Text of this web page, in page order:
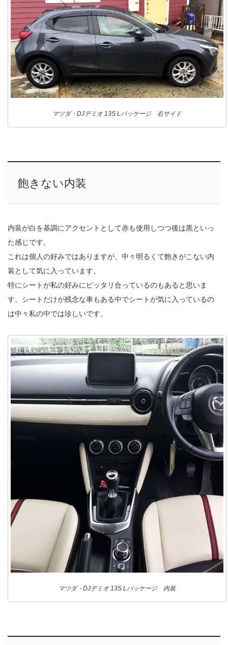
マツダ・DJデミオ 13S Lパッケージ 右サイド
飽きない内装
内装が白を基調にアクセントとして赤も使用しつつ後は黒といっ
た感じです。
これは個人の好みではありますが、中々明るくて飽きがこない内
装として気に入っています。
特にシートが私の好みにピッタリ合っているのもあると思いま
す。シートだけが残念な車もある中でシートが気に入っているの
は中々私の中では珍しいです。
マツダ・DJデミオ 13S Lパッケージ 内装